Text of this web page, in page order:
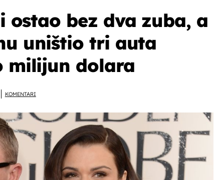
ostao bez dva zuba, a
uništio tri auta
milijun dolara
KOMENTARI